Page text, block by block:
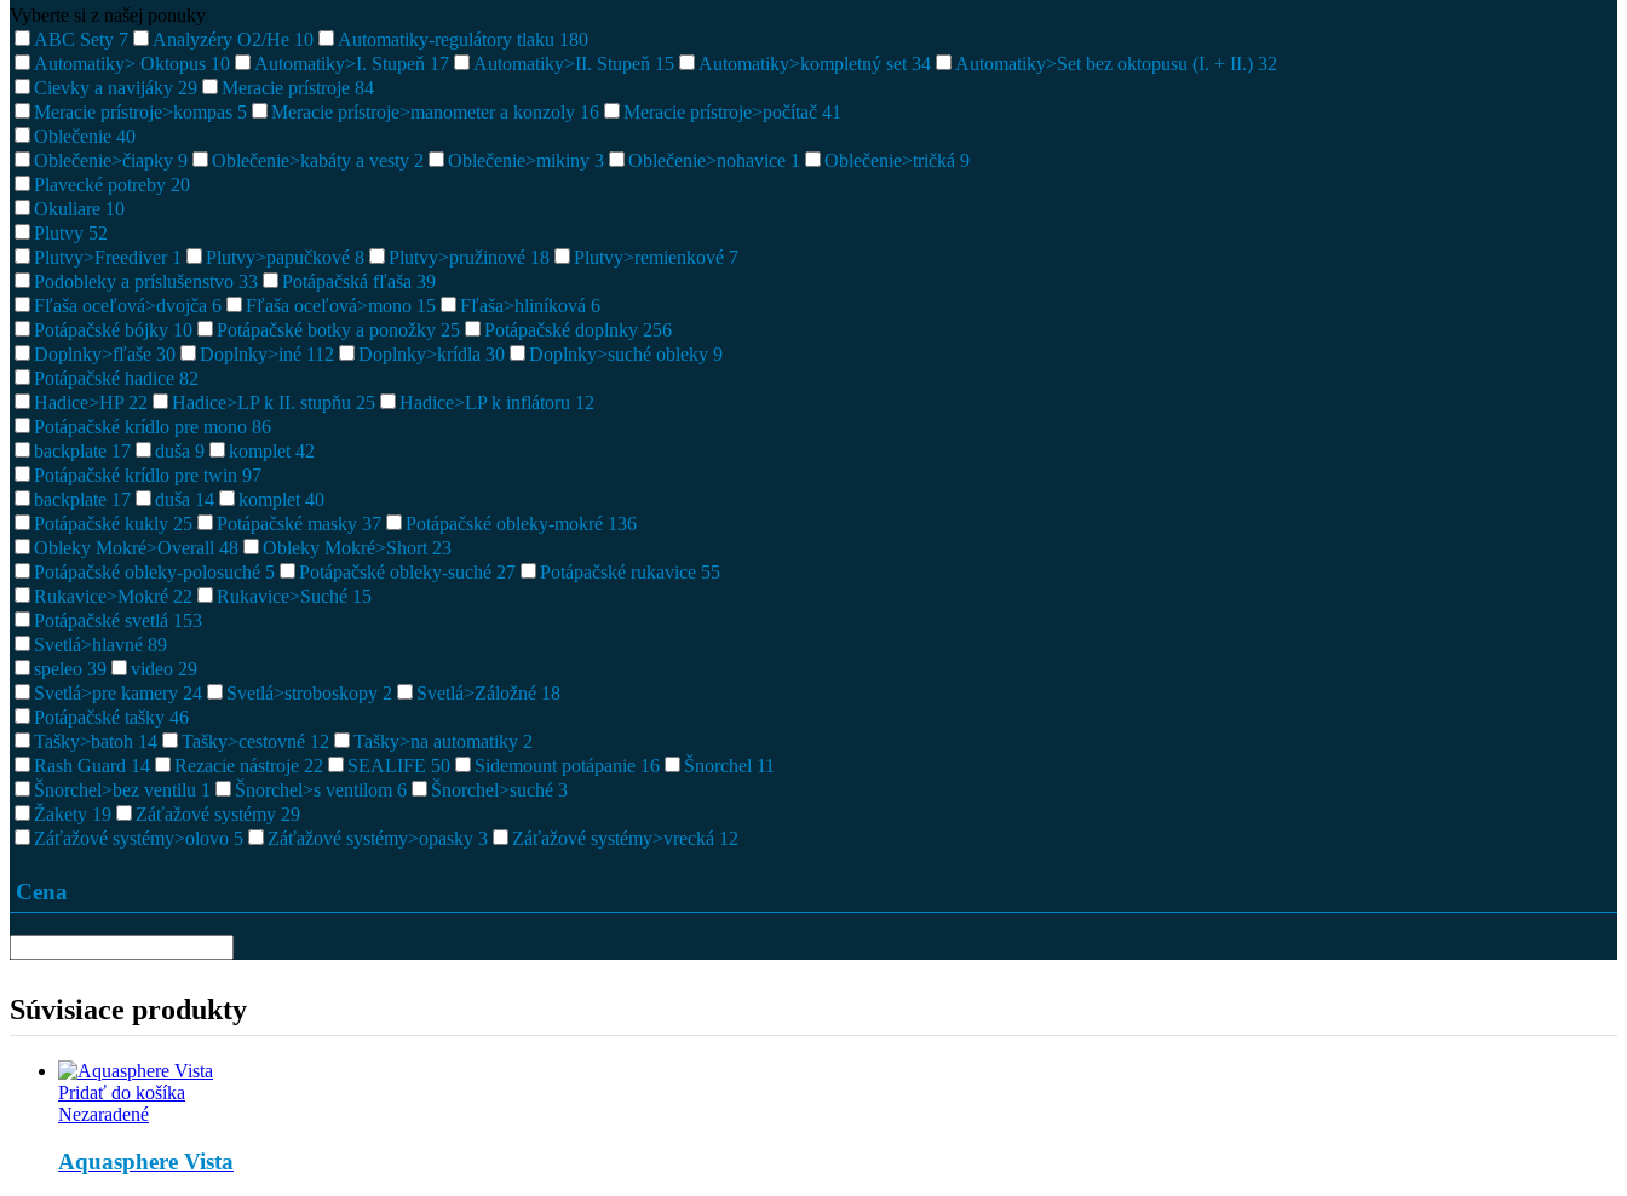
Vyberte si z našej ponuky
ABC Sety 7 Analyzéry O2/He 10 Automatiky-regulátory tlaku 180
Automatiky> Oktopus 10 Automatiky>I. Stupeň 17 Automatiky>II. Stupeň 15 Automatiky>kompletný set 34 Automatiky>Set bez oktopusu (I. + II.) 32
Cievky a navijáky 29 Meracie prístroje 84
Meracie prístroje>kompas 5 Meracie prístroje>manometer a konzoly 16 Meracie prístroje>počítač 41
Oblečenie 40
Oblečenie>čiapky 9 Oblečenie>kabáty a vesty 2 Oblečenie>mikiny 3 Oblečenie>nohavice 1 Oblečenie>tričká 9
Plavecké potreby 20
Okuliare 10
Plutvy 52
Plutvy>Freediver 1 Plutvy>papučkové 8 Plutvy>pružinové 18 Plutvy>remienkové 7
Podobleky a príslušenstvo 33 Potápačská fľaša 39
Fľaša oceľová>dvojča 6 Fľaša oceľová>mono 15 Fľaša>hliníková 6
Potápačské bójky 10 Potápačské botky a ponožky 25 Potápačské doplnky 256
Doplnky>fľaše 30 Doplnky>iné 112 Doplnky>krídla 30 Doplnky>suché obleky 9
Potápačské hadice 82
Hadice>HP 22 Hadice>LP k II. stupňu 25 Hadice>LP k inflátoru 12
Potápačské krídlo pre mono 86
backplate 17 duša 9 komplet 42
Potápačské krídlo pre twin 97
backplate 17 duša 14 komplet 40
Potápačské kukly 25 Potápačské masky 37 Potápačské obleky-mokré 136
Obleky Mokré>Overall 48 Obleky Mokré>Short 23
Potápačské obleky-polosuché 5 Potápačské obleky-suché 27 Potápačské rukavice 55
Rukavice>Mokré 22 Rukavice>Suché 15
Potápačské svetlá 153
Svetlá>hlavné 89
speleo 39 video 29
Svetlá>pre kamery 24 Svetlá>stroboskopy 2 Svetlá>Záložné 18
Potápačské tašky 46
Tašky>batoh 14 Tašky>cestovné 12 Tašky>na automatiky 2
Rash Guard 14 Rezacie nástroje 22 SEALIFE 50 Sidemount potápanie 16 Šnorchel 11
Šnorchel>bez ventilu 1 Šnorchel>s ventilom 6 Šnorchel>suché 3
Žakety 19 Záťažové systémy 29
Záťažové systémy>olovo 5 Záťažové systémy>opasky 3 Záťažové systémy>vrecká 12
Cena
Súvisiace produkty
Pridať do košíka
Nezaradené
Aquasphere Vista